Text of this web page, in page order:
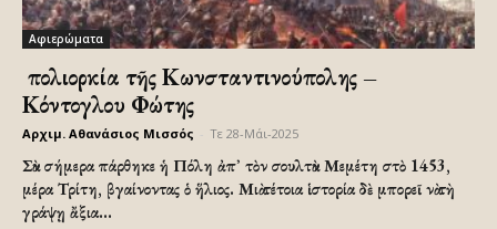
Αφιερώματα
Ἡ πολιορκία τῆς Κωνσταντινούπολης –
Κόντογλου Φώτης
Αρχιμ. Αθανάσιος Μισσός Τε 28-Μάι-2025
Σὰν σήμερα πάρθηκε ἡ Πόλη ἀπ᾿ τὸν σουλτὰν Μεμέτη στὸ 1453,
μέρα Τρίτη, βγαίνοντας ὁ ἥλιος. Μιὰ τέτοια ἱστορία δὲ μπορεῖ νὰ τὴ
γράψῃ ἄξια...